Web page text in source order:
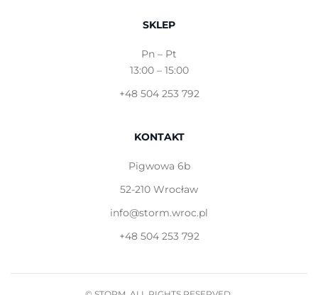
SKLEP
Pn – Pt
13:00 – 15:00
+48 504 253 792
KONTAKT
Pigwowa 6b
52-210 Wrocław
info@storm.wroc.pl
+48 504 253 792